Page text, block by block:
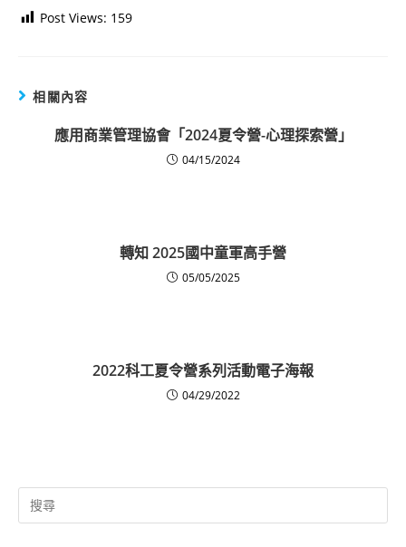
Post Views: 159
相關內容
應用商業管理協會「2024夏令營-心理探索營」
04/15/2024
轉知 2025國中童軍高手營
05/05/2025
2022科工夏令營系列活動電子海報
04/29/2022
Search
for: